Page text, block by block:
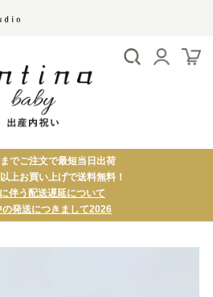
でご注文で最短当日出荷
上お買い上げで送料無料！
伴う配送遅延について
の発送につきまして2026